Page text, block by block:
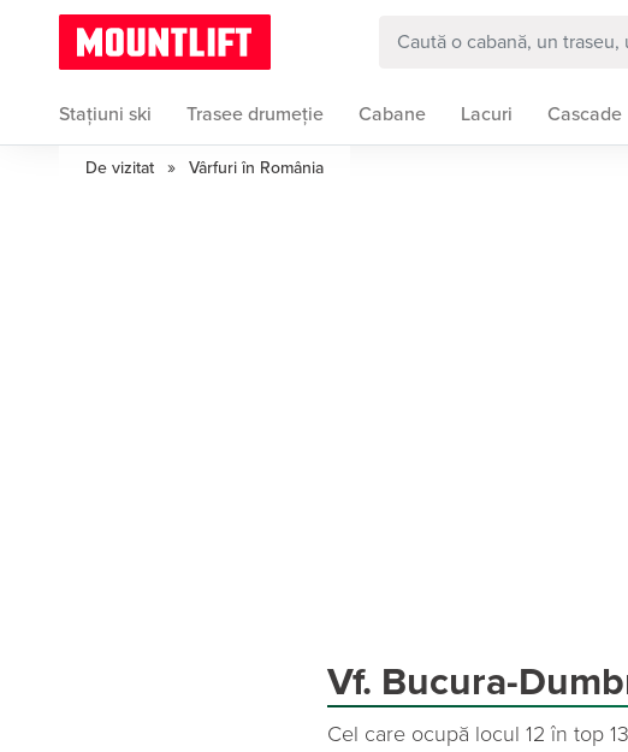
Stațiuni ski Trasee drumeție Cabane Lacuri Cascade
De vizitat » Vârfuri în România
Vf. Bucura-
Cel care ocupă locul 12 în top